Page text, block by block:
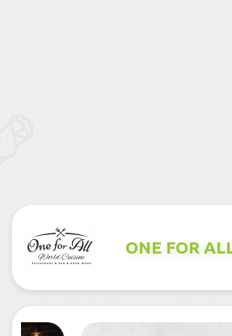
ONE FOR